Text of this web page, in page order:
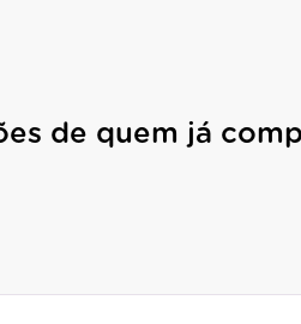
de quem já